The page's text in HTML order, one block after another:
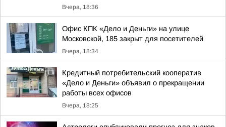
Вчера, 18:36
Офис КПК «Дело и Деньги» на улице
Московской, 185 закрыт для посетителей
Вчера, 18:34
Кредитный потребительский кооператив
«Дело и Деньги» объявил о прекращении
работы всех офисов
Вчера, 18:25